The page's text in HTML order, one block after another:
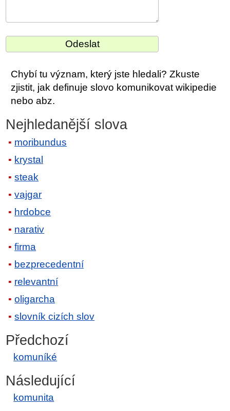
Chybí tu význam, který jste hledali? Zkuste
zjistit, jak definuje slovo komunikovat wikipedie
nebo abz.
Nejhledanější slova
moribundus
krystal
steak
vajgar
hrdobce
narativ
firma
bezprecedentní
relevantní
oligarcha
slovník cizích slov
Předchozí
komuníké
Následující
komunita